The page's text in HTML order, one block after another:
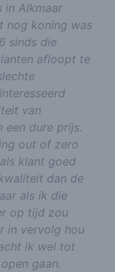
in Alkmaar
nog koning was
sinds die
afloopt te
van
dure prijs.
out of zero
klant goed
dan de
als ik die
op tijd zou
in vervolg hou
ik wel tot
gaan.